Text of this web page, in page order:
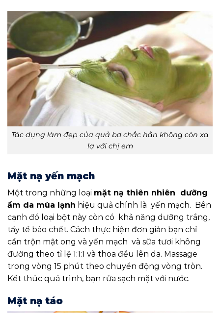
Tác dụng làm đẹp của quả bơ chắc hẳn không còn xa
lạ với chị em
Mặt nạ yến mạch
Một trong những loại mặt nạ thiên nhiên dưỡng
ẩm da mùa lạnh hiệu quả chính là yến mạch. Bên
cạnh đó loại bột này còn có khả năng dưỡng trắng,
tẩy tế bào chết. Cách thực hiện đơn giản bạn chỉ
cần trộn mật ong và yến mạch và sữa tươi không
đường theo tỉ lệ 1:1:1 và thoa đều lên da. Massage
trong vòng 15 phút theo chuyển động vòng tròn.
Kết thúc quá trình, bạn rửa sạch mặt với nước.
Mặt nạ táo